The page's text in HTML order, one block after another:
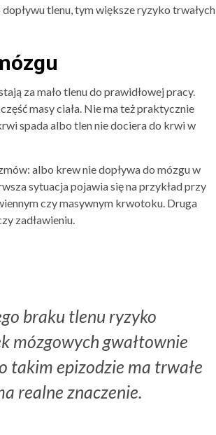
tlenu, tym większe ryzyko trwałych
za mało tlenu do prawidłowej pracy.
masy ciała. Nie ma też praktycznie
spada albo tlen nie dociera do krwi w
albo krew nie dopływa do mózgu w
sytuacja pojawia się na przykład przy
czy masywnym krwotoku. Druga
zadławieniu.
braku tlenu ryzyko
mózgowych gwałtownie
takim epizodzie ma trwałe
realne znaczenie.